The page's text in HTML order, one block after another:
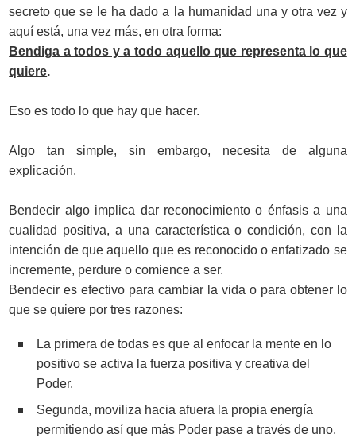
secreto que se le ha dado a la humanidad una y otra vez y
aquí está, una vez más, en otra forma:
Bendiga a todos y a todo aquello que representa lo que
quiere.
Eso es todo lo que hay que hacer.
Algo tan simple, sin embargo, necesita de alguna
explicación.
Bendecir algo implica dar reconocimiento o énfasis a una
cualidad positiva, a una característica o condición, con la
intención de que aquello que es reconocido o enfatizado se
incremente, perdure o comience a ser.
Bendecir es efectivo para cambiar la vida o para obtener lo
que se quiere por tres razones:
La primera de todas es que al enfocar la mente en lo
positivo se activa la fuerza positiva y creativa del
Poder.
Segunda, moviliza hacia afuera la propia energía
permitiendo así que más Poder pase a través de uno.